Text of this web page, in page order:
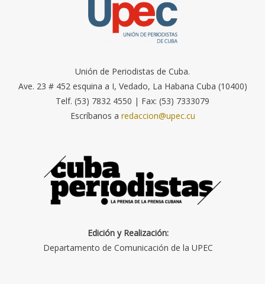
Unión de Periodistas de Cuba.
Ave. 23 # 452 esquina a I, Vedado, La Habana Cuba (10400)
Telf. (53) 7832 4550 | Fax: (53) 7333079
Escríbanos a redaccion@upec.cu
Edición y Realización:
Departamento de Comunicación de la UPEC